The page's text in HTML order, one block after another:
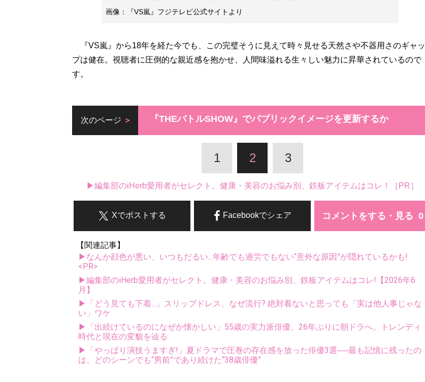
画像：『VS嵐』フジテレビ公式サイトより
『VS嵐』から18年を経た今でも、この完璧そうに見えて時々見せる天然さや不器用さのギャッ
プは健在。視聴者に圧倒的な親近感を抱かせ、人間味溢れる生々しい魅力に昇華されているので
す。
次のページ 『THEバトルSHOW』でパブリックイメージを更新するか
1 2 3
▶編集部のiHerb愛用者がセレクト。健康・美容のお悩み別、鉄板アイテムはコレ！［PR］
コメントをする・見る
Facebookでシェア
Xでポストする
【関連記事】
▶なんか顔色が悪い、いつもだるい...年齢でも過労でもない“意外な原因”が隠れているかも!
<PR>
▶編集部のiHerb愛用者がセレクト。健康・美容のお悩み別、鉄板アイテムはコレ!【2026年6
月】
▶「どう見ても下着...」スリップドレス、なぜ流行? 絶対着ないと思っても「実は他人事じゃな
い」ワケ
▶「出続けているのになぜか懐かしい」55歳の実力派俳優、26年ぶりに朝ドラへ。トレンディ
時代と現在の変貌を辿る
▶「やっぱり演技うますぎ!」夏ドラマで圧巻の存在感を放った俳優3選──最も記憶に残ったの
は、どのシーンでも“男前”であり続けた“38歳俳優”